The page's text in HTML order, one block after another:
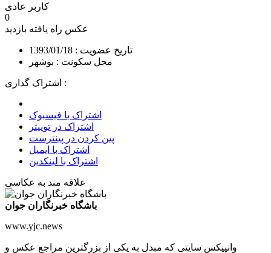
کاربر عادی
0
عکس راه یافته بازدید
تاریخ عضویت : 1393/01/18
محل سکونت : بوشهر
اشتراک گذاری :
اشتراک با فیسبوک
اشتراک در توییتر
پین کردن در پینترست
اشتراک با ایمیل
اشتراک با لینکدین
علاقه مند به عکاسی
باشگاه خبرنگاران جوان
www.yjc.news
وانپیکس سایتی که مبدل به یکی از بزرگترین مراجع عکس و